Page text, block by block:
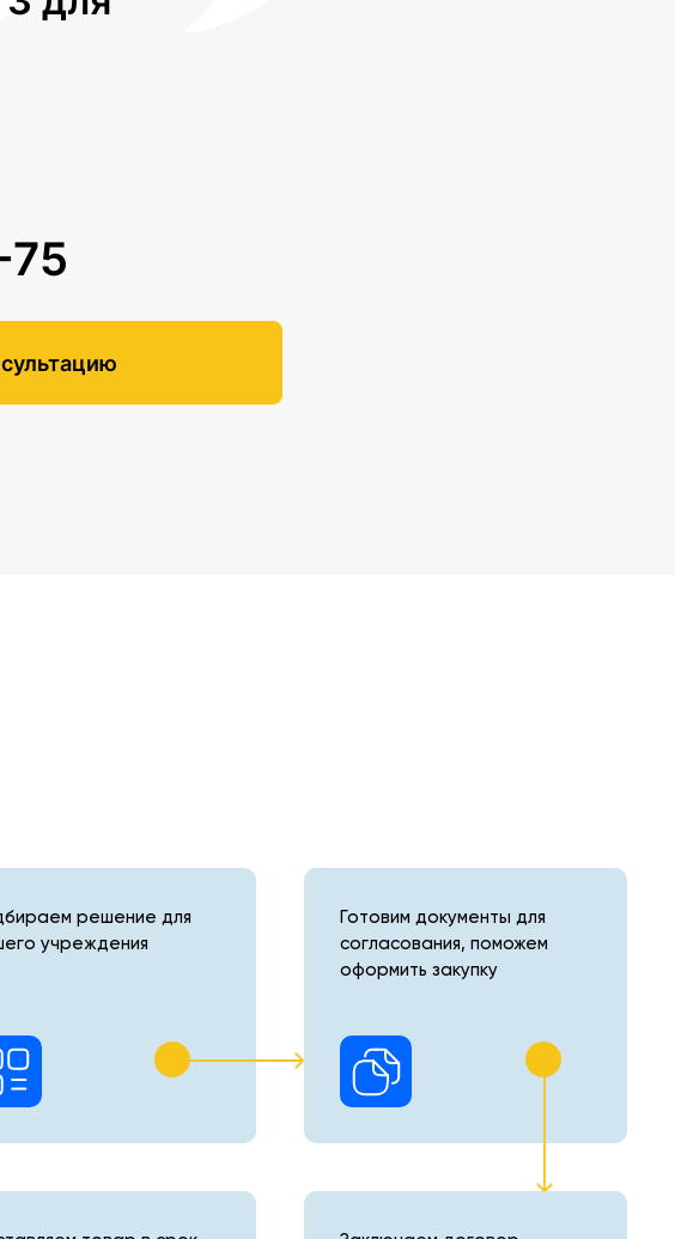
решение для
учреждения
Готовим документы для
согласования, поможем
оформить закупку